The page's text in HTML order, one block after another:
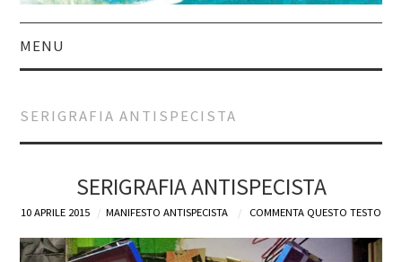
MENU
ACQUISTALO
SERIGRAFIA ANTISPECISTA
SERIGRAFIA ANTISPECISTA
10 APRILE 2015 MANIFESTO ANTISPECISTA COMMENTA QUESTO TESTO